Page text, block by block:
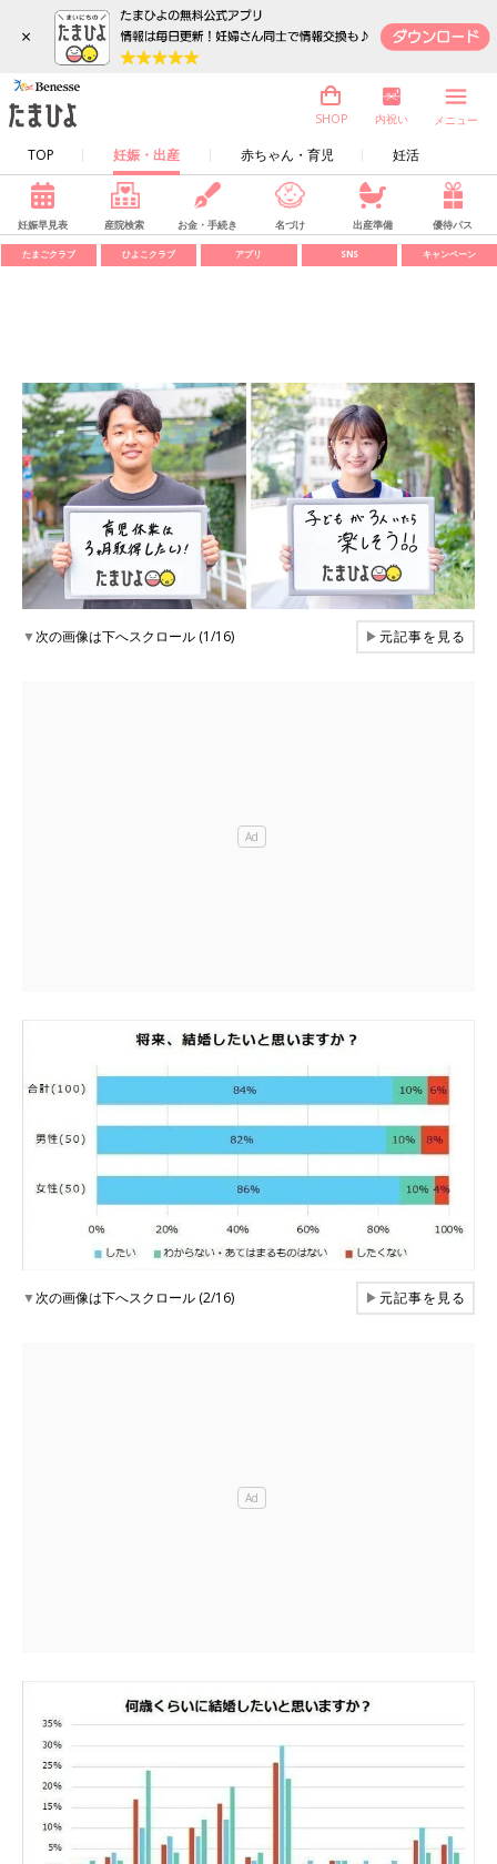
×
TOP 妊娠・出産 赤ちゃん・育児 妊活
SHOP 内祝い メニュー
妊娠早見表 産院検索 お金・手続き 名づけ 出産準備 優待パス
たまごクラブ ひよこクラブ アプリ SNS キャンペーン
▼次の画像は下へスクロール (1/16) ▶元記事を見る
▼次の画像は下へスクロール (2/16) ▶元記事を見る